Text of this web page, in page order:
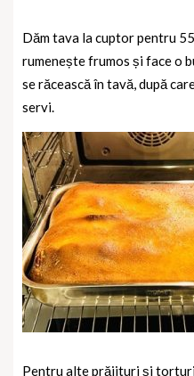
Dăm tava la cuptor pentru
rumenește frumos și face o
se răcească în tavă, după
servi.
Pentru alte prăjituri și